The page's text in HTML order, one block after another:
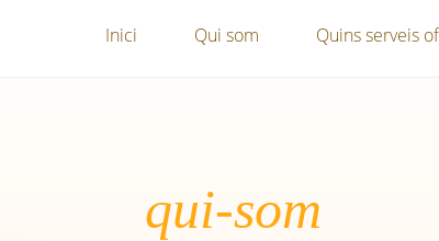
Inici Qui som Quins serveis
qui-som